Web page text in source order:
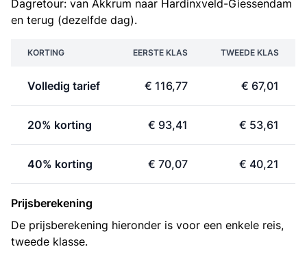
Dagretour: van Akkrum naar Hardinxveld-Giessendam
en terug (dezelfde dag).
KORTING EERSTE KLAS TWEEDE KLAS
Volledig tarief € 116,77 € 67,01
20% korting € 93,41 € 53,61
40% korting € 70,07 € 40,21
Prijsberekening
De prijsberekening hieronder is voor een enkele reis,
tweede klasse.